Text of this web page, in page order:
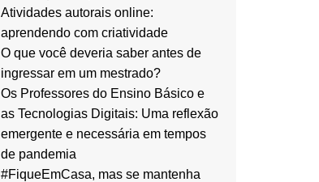
Atividades autorais online:
aprendendo com criatividade
O que você deveria saber antes de
ingressar em um mestrado?
Os Professores do Ensino Básico e
as Tecnologias Digitais: Uma reflexão
emergente e necessária em tempos
de pandemia
#FiqueEmCasa, mas se mantenha